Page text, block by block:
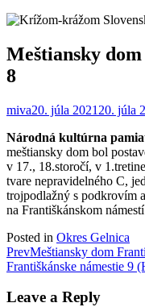
Meštiansky
8
miva20. júla 2021 20. júla
Národná kultúrna
meštiansky dom bol
v 17., 18.storočí, v
tvare nepravidelného C,
trojpodlažný s podkrovím
na Františkánskom
Posted in Okres Gelnica
Post
navigation
PrevMeštiansky dom
Františkánske námestie 9
Leave a Reply